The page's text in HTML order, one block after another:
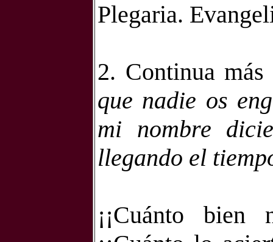
Plegaria.
2. Continua
que nadie os
mi nombre
llegando el
¡¡Cuánto bien